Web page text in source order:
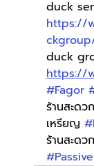
duck
https://
duck
https://
#Fagor
ร้านสะดว
เหรียญ
ร้านสะดว
#Passive